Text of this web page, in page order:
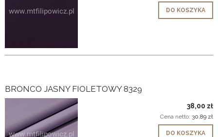
DO KOSZYKA
BRONCO JASNY FIOLETOWY 8329
38,00 zł
Cena netto: 30,89 zł
DO KOSZYKA